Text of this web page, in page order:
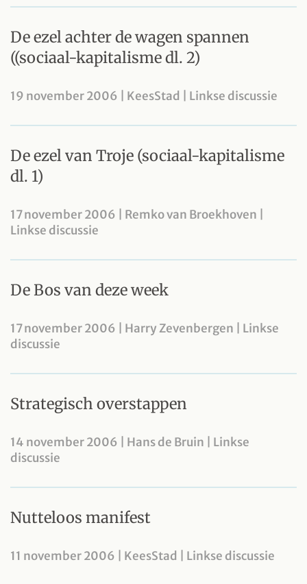
De ezel achter de wagen spannen
((sociaal-kapitalisme dl. 2)
19 november 2006 | KeesStad | Linkse discussie
De ezel van Troje (sociaal-kapitalisme
dl. 1)
17 november 2006 | Remko van Broekhoven |
Linkse discussie
De Bos van deze week
17 november 2006 | Harry Zevenbergen | Linkse
discussie
Strategisch overstappen
14 november 2006 | Hans de Bruin | Linkse
discussie
Nutteloos manifest
11 november 2006 | KeesStad | Linkse discussie